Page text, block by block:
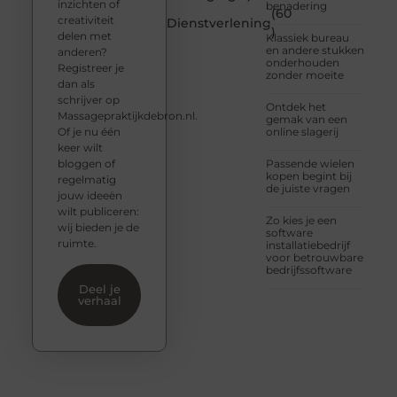
Dienstverlening
(60
)
benadering
Klassiek bureau
en andere stukken
onderhouden
zonder moeite
Ontdek het
gemak van een
online slagerij
Passende wielen
kopen begint bij
de juiste vragen
Zo kies je een
software
installatiebedrijf
voor betrouwbare
bedrijfssoftware
inzichten of
creativiteit
delen met
anderen?
Registreer je
dan als
schrijver op
Massagepraktijkdebron.nl.
Of je nu één
keer wilt
bloggen of
regelmatig
jouw ideeën
wilt publiceren:
wij bieden je de
ruimte.
Deel je
verhaal